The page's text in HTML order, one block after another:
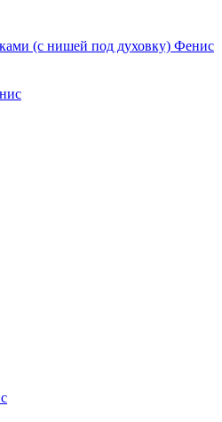
(с нишей под духовку) Фенис